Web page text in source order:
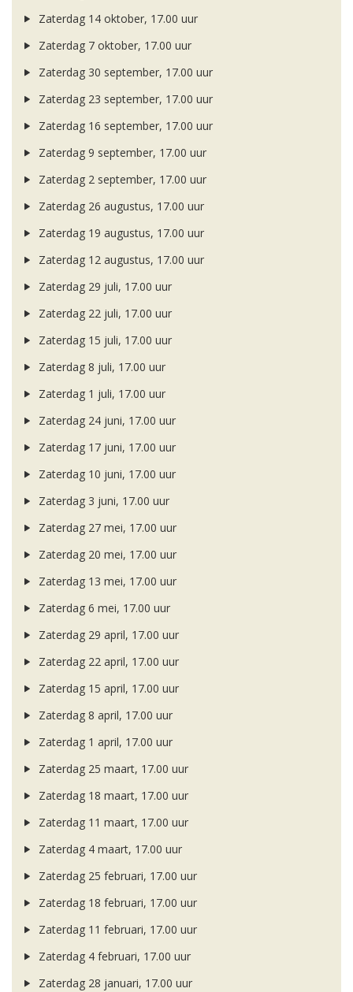
Zaterdag 14 oktober, 17.00 uur
Zaterdag 7 oktober, 17.00 uur
Zaterdag 30 september, 17.00 uur
Zaterdag 23 september, 17.00 uur
Zaterdag 16 september, 17.00 uur
Zaterdag 9 september, 17.00 uur
Zaterdag 2 september, 17.00 uur
Zaterdag 26 augustus, 17.00 uur
Zaterdag 19 augustus, 17.00 uur
Zaterdag 12 augustus, 17.00 uur
Zaterdag 29 juli, 17.00 uur
Zaterdag 22 juli, 17.00 uur
Zaterdag 15 juli, 17.00 uur
Zaterdag 8 juli, 17.00 uur
Zaterdag 1 juli, 17.00 uur
Zaterdag 24 juni, 17.00 uur
Zaterdag 17 juni, 17.00 uur
Zaterdag 10 juni, 17.00 uur
Zaterdag 3 juni, 17.00 uur
Zaterdag 27 mei, 17.00 uur
Zaterdag 20 mei, 17.00 uur
Zaterdag 13 mei, 17.00 uur
Zaterdag 6 mei, 17.00 uur
Zaterdag 29 april, 17.00 uur
Zaterdag 22 april, 17.00 uur
Zaterdag 15 april, 17.00 uur
Zaterdag 8 april, 17.00 uur
Zaterdag 1 april, 17.00 uur
Zaterdag 25 maart, 17.00 uur
Zaterdag 18 maart, 17.00 uur
Zaterdag 11 maart, 17.00 uur
Zaterdag 4 maart, 17.00 uur
Zaterdag 25 februari, 17.00 uur
Zaterdag 18 februari, 17.00 uur
Zaterdag 11 februari, 17.00 uur
Zaterdag 4 februari, 17.00 uur
Zaterdag 28 januari, 17.00 uur